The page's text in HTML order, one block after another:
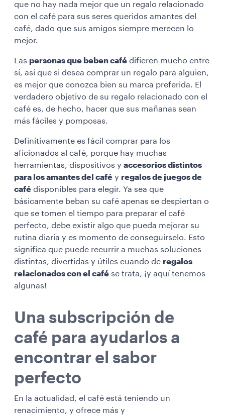
que no hay nada mejor que un regalo relacionado
con el café para sus seres queridos amantes del
café, dado que sus amigos siempre merecen lo
mejor.
Las personas que beben café difieren mucho entre
sí, así que si desea comprar un regalo para alguien,
es mejor que conozca bien su marca preferida. El
verdadero objetivo de su regalo relacionado con el
café es, de hecho, hacer que sus mañanas sean
más fáciles y pomposas.
Definitivamente es fácil comprar para los
aficionados al café, porque hay muchas
herramientas, dispositivos y accesorios distintos
para los amantes del café y regalos de juegos de
café disponibles para elegir. Ya sea que
básicamente beban su café apenas se despiertan o
que se tomen el tiempo para preparar el café
perfecto, debe existir algo que pueda mejorar su
rutina diaria y es momento de conseguírselo. Esto
significa que puede recurrir a muchas soluciones
distintas, divertidas y útiles cuando de regalos
relacionados con el café se trata, ¡y aquí tenemos
algunas!
Una subscripción de
café para ayudarlos a
encontrar el sabor
perfecto
En la actualidad, el café está teniendo un
renacimiento, y ofrece más y